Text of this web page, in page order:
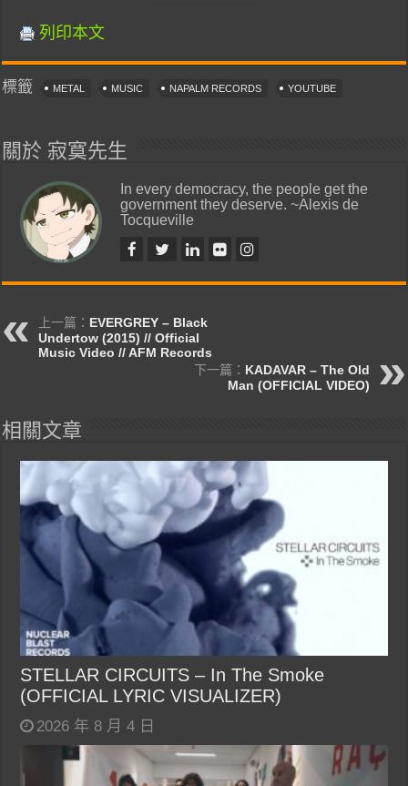
列印本文
標籤 METAL MUSIC NAPALM RECORDS YOUTUBE
關於 寂寞先生
In every democracy, the people get the
government they deserve. ~Alexis de
Tocqueville
上一篇： EVERGREY – Black
Undertow (2015) // Official
Music Video // AFM Records
下一篇： KADAVAR – The Old
Man (OFFICIAL VIDEO)
相關文章
STELLAR CIRCUITS – In The Smoke
(OFFICIAL LYRIC VISUALIZER)
2026 年 8 月 4 日